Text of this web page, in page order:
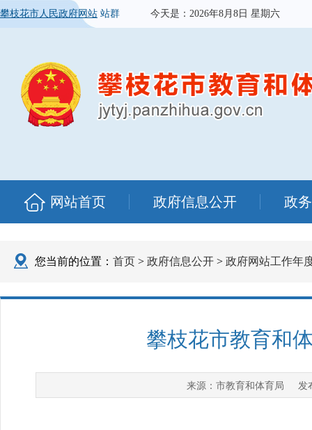
攀枝花市人民政府网站 站群 今天是： 2026年8月8日 星期六
网站首页 政府信息公开 政
您当前的位置： 首页 > 政府信息公开 > 政府网站工作年
攀枝花市教育和
来源： 市教育和体育局 发